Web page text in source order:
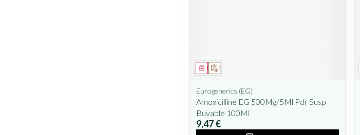
Sur prescription
Médicament
Eurogenerics (EG)
Amoxicilline EG 500Mg/5Ml Pdr Susp
Buvable 100Ml
9,47 €